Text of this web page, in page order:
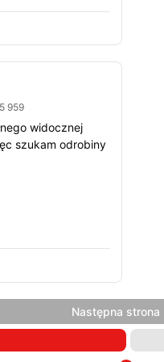
5 959
widocznej
szukam odrobiny
Następna strona